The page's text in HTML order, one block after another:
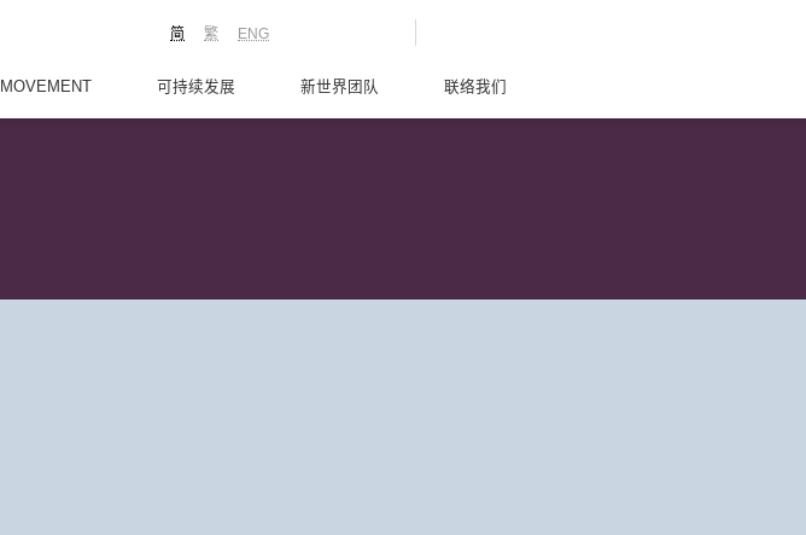
ENG
繁
简
可持续发展 新世界团队 联络我们